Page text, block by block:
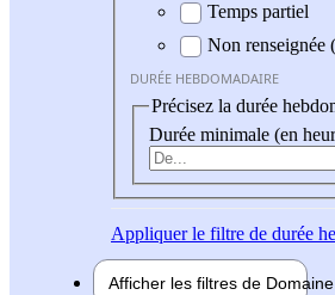
Temps partiel
Non renseignée
DURÉE HEBDOMADAIRE
Précisez la durée
Durée minimale (en
Appliquerle filtre de durée
Afficher les filtres de